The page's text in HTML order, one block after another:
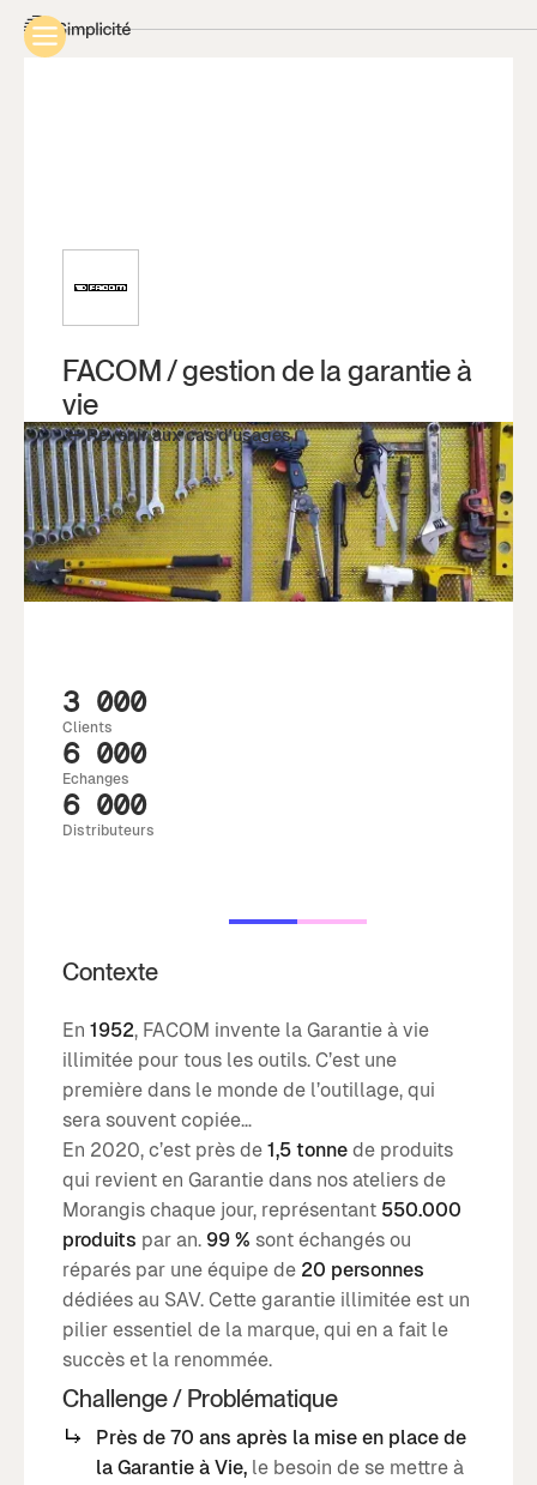
FACOM / gestion de la garantie à
vie
Revenir aux cas d’usages
3 000
Clients
6 000
Echanges
6 000
Distributeurs
Contexte
En 1952, FACOM invente la Garantie à vie
illimitée pour tous les outils. C’est une
première dans le monde de l’outillage, qui
sera souvent copiée…
En 2020, c’est près de 1,5 tonne de produits
qui revient en Garantie dans nos ateliers de
Morangis chaque jour, représentant 550.000
produits par an. 99 % sont échangés ou
réparés par une équipe de 20 personnes
dédiées au SAV. Cette garantie illimitée est un
pilier essentiel de la marque, qui en a fait le
succès et la renommée.
Challenge / Problématique
Près de 70 ans après la mise en place de
la Garantie à Vie, le besoin de se mettre à